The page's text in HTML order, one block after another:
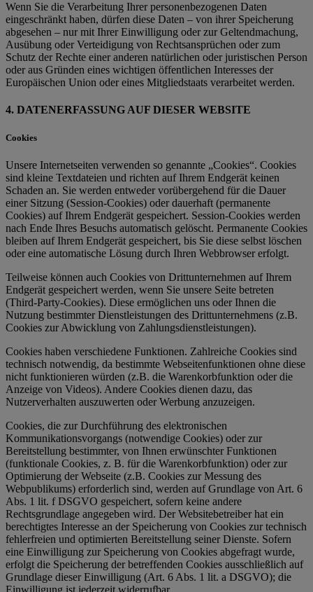
Wenn Sie die Verarbeitung Ihrer personenbezogenen Daten
eingeschränkt haben, dürfen diese Daten – von ihrer Speicherung
abgesehen – nur mit Ihrer Einwilligung oder zur Geltendmachung,
Ausübung oder Verteidigung von Rechtsansprüchen oder zum
Schutz der Rechte einer anderen natürlichen oder juristischen Person
oder aus Gründen eines wichtigen öffentlichen Interesses der
Europäischen Union oder eines Mitgliedstaats verarbeitet werden.
4. DATENERFASSUNG AUF DIESER WEBSITE
Cookies
Unsere Internetseiten verwenden so genannte „Cookies“. Cookies
sind kleine Textdateien und richten auf Ihrem Endgerät keinen
Schaden an. Sie werden entweder vorübergehend für die Dauer
einer Sitzung (Session-Cookies) oder dauerhaft (permanente
Cookies) auf Ihrem Endgerät gespeichert. Session-Cookies werden
nach Ende Ihres Besuchs automatisch gelöscht. Permanente Cookies
bleiben auf Ihrem Endgerät gespeichert, bis Sie diese selbst löschen
oder eine automatische Lösung durch Ihren Webbrowser erfolgt.
Teilweise können auch Cookies von Drittunternehmen auf Ihrem
Endgerät gespeichert werden, wenn Sie unsere Seite betreten
(Third-Party-Cookies). Diese ermöglichen uns oder Ihnen die
Nutzung bestimmter Dienstleistungen des Drittunternehmens (z.B.
Cookies zur Abwicklung von Zahlungsdienstleistungen).
Cookies haben verschiedene Funktionen. Zahlreiche Cookies sind
technisch notwendig, da bestimmte Webseitenfunktionen ohne diese
nicht funktionieren würden (z.B. die Warenkorbfunktion oder die
Anzeige von Videos). Andere Cookies dienen dazu, das
Nutzerverhalten auszuwerten oder Werbung anzuzeigen.
Cookies, die zur Durchführung des elektronischen
Kommunikationsvorgangs (notwendige Cookies) oder zur
Bereitstellung bestimmter, von Ihnen erwünschter Funktionen
(funktionale Cookies, z. B. für die Warenkorbfunktion) oder zur
Optimierung der Webseite (z.B. Cookies zur Messung des
Webpublikums) erforderlich sind, werden auf Grundlage von Art. 6
Abs. 1 lit. f DSGVO gespeichert, sofern keine andere
Rechtsgrundlage angegeben wird. Der Websitebetreiber hat ein
berechtigtes Interesse an der Speicherung von Cookies zur technisch
fehlerfreien und optimierten Bereitstellung seiner Dienste. Sofern
eine Einwilligung zur Speicherung von Cookies abgefragt wurde,
erfolgt die Speicherung der betreffenden Cookies ausschließlich auf
Grundlage dieser Einwilligung (Art. 6 Abs. 1 lit. a DSGVO); die
Einwilligung ist jederzeit widerrufbar.